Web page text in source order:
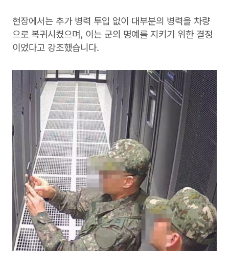
현장에서는 추가 병력 투입 없이 대부분의 병력을 차량
으로 복귀시켰으며, 이는 군의 명예를 지키기 위한 결정
이었다고 강조했습니다.